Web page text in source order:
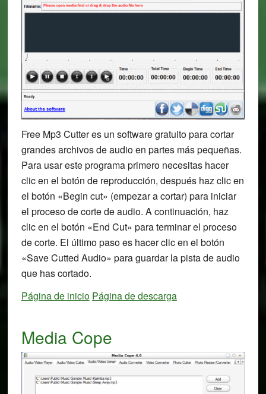
Free Mp3 Cutter es un software gratuito para cortar
grandes archivos de audio en partes más pequeñas.
Para usar este programa primero necesitas hacer
clic en el botón de reproducción, después haz clic en
el botón «Begin cut» (empezar a cortar) para iniciar
el proceso de corte de audio. A continuación, haz
clic en el botón «End Cut» para terminar el proceso
de corte. El último paso es hacer clic en el botón
«Save Cutted Audio» para guardar la pista de audio
que has cortado.
Página de inicio Página de descarga
Media Cope